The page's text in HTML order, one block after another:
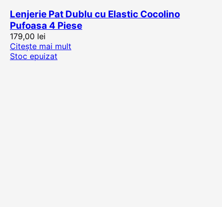
Lenjerie Pat Dublu cu Elastic Cocolino
Pufoasa 4 Piese
179,00 lei
Citește mai mult
Stoc epuizat